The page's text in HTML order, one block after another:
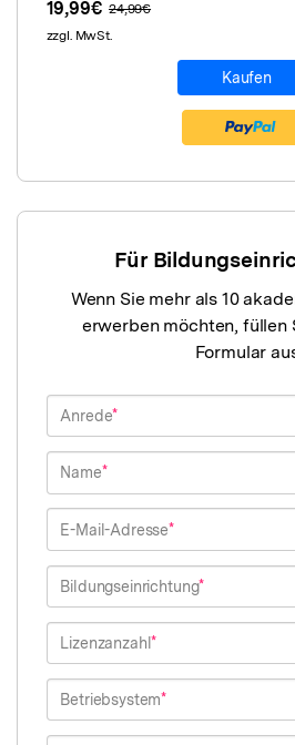
19,99€ 24,99€
zzgl. MwSt.
Kaufen
Für
Wenn Sie mehr als 10
erwerben möchten, füllen
Formular
Anrede
Name
E-Mail-Adresse
Bildungseinrichtung
Lizenzanzahl
Betriebsystem